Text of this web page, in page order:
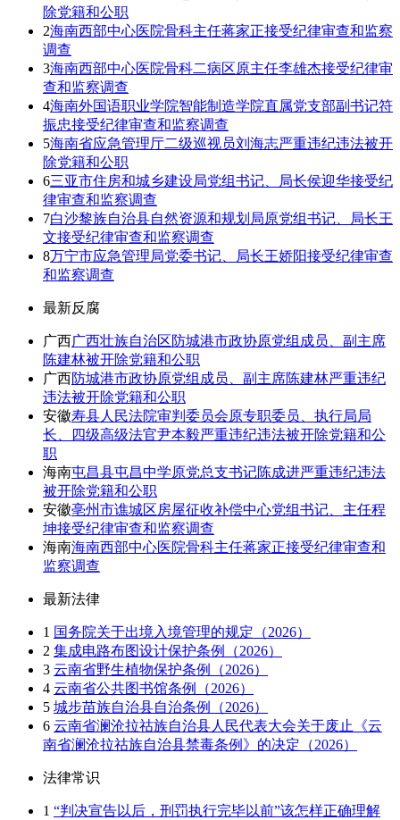
除党籍和公职
2海南西部中心医院骨科主任蒋家正接受纪律审查和监察
调查
3海南西部中心医院骨科二病区原主任李雄杰接受纪律审
查和监察调查
4海南外国语职业学院智能制造学院直属党支部副书记符
振忠接受纪律审查和监察调查
5海南省应急管理厅二级巡视员刘海志严重违纪违法被开
除党籍和公职
6三亚市住房和城乡建设局党组书记、局长侯迎华接受纪
律审查和监察调查
7白沙黎族自治县自然资源和规划局原党组书记、局长王
文接受纪律审查和监察调查
8万宁市应急管理局党委书记、局长王娇阳接受纪律审查
和监察调查
最新反腐
广西广西壮族自治区防城港市政协原党组成员、副主席
陈建林被开除党籍和公职
广西防城港市政协原党组成员、副主席陈建林严重违纪
违法被开除党籍和公职
安徽寿县人民法院审判委员会原专职委员、执行局局
长、四级高级法官尹本毅严重违纪违法被开除党籍和公
职
海南屯昌县屯昌中学原党总支书记陈成进严重违纪违法
被开除党籍和公职
安徽亳州市谯城区房屋征收补偿中心党组书记、主任程
坤接受纪律审查和监察调查
海南海南西部中心医院骨科主任蒋家正接受纪律审查和
监察调查
最新法律
1 国务院关于出境入境管理的规定（2026）
2 集成电路布图设计保护条例（2026）
3 云南省野生植物保护条例（2026）
4 云南省公共图书馆条例（2026）
5 城步苗族自治县自治条例（2026）
6 云南省澜沧拉祜族自治县人民代表大会关于废止《云
南省澜沧拉祜族自治县禁毒条例》的决定（2026）
法律常识
1 “判决宣告以后，刑罚执行完毕以前”该怎样正确理解